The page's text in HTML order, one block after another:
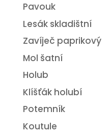
Pavouk
Lesák skladištní
Zavíječ paprikový
Mol šatní
Holub
Klíšťák holubí
Potemník
Koutule